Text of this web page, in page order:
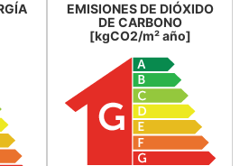
EMISIONES DE DIÓXIDO
DE CARBONO
[kgCO2/m² año]